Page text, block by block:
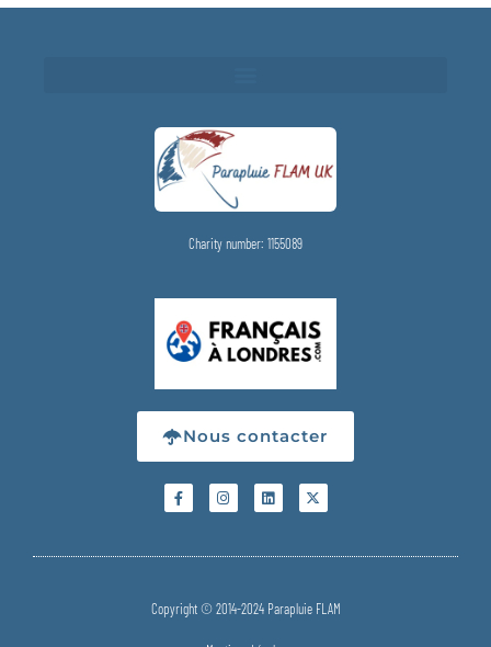
Charity number: 1155089
Nous contacter
Copyright © 2014-2024 Parapluie FLAM